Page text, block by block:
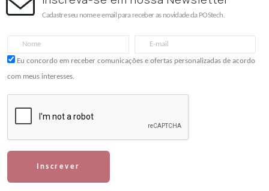
Cadastre seu nome e email para receber as novidade da POStech.
Eu concordo em receber comunicações e ofertas personalizadas de acordo
com meus interesses.
Inscrever